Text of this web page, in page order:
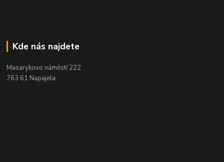
Kde nás najdete
Masarykovo náměstí 222
763 61 Napajela